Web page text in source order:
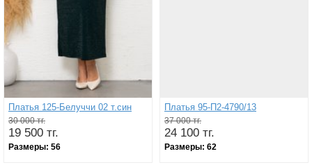
Платья 125-Белуччи 02 т.син
30 000 тг.
19 500 тг.
Размеры: 56
Платья 95-П2-4790/13
37 000 тг.
24 100 тг.
Размеры: 62